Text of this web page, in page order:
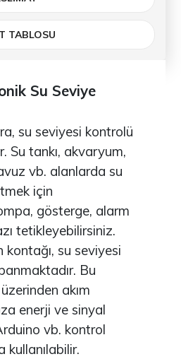
TABLOSU
Su Seviye
su seviyesi kontrolü
Su tankı, akvaryum,
vb. alanlarda su
için
gösterge, alarm
tetikleyebilirsiniz.
kontağı, su seviyesi
Bu
akım
enerji ve sinyal
vb. kontrol
kullanılabilir.